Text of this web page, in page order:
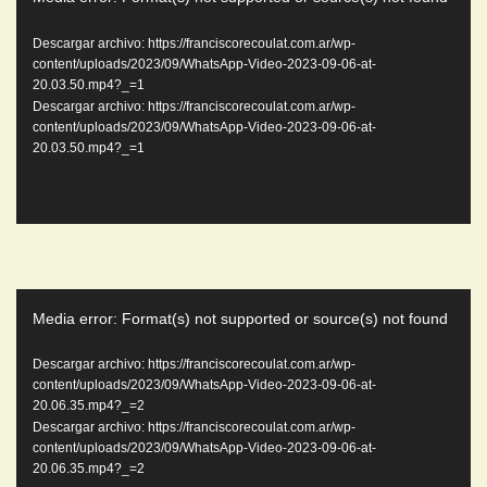
video
Descargar archivo: https://franciscorecoulat.com.ar/wp-
content/uploads/2023/09/WhatsApp-Video-2023-09-06-at-
20.03.50.mp4?_=1
Descargar archivo: https://franciscorecoulat.com.ar/wp-
content/uploads/2023/09/WhatsApp-Video-2023-09-06-at-
20.03.50.mp4?_=1
video
Media error: Format(s) not supported or source(s) not found
Descargar archivo: https://franciscorecoulat.com.ar/wp-
content/uploads/2023/09/WhatsApp-Video-2023-09-06-at-
20.06.35.mp4?_=2
Descargar archivo: https://franciscorecoulat.com.ar/wp-
content/uploads/2023/09/WhatsApp-Video-2023-09-06-at-
20.06.35.mp4?_=2